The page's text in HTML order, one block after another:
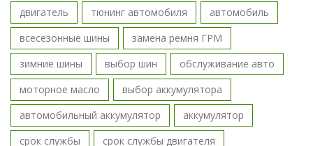
двигатель
тюнинг автомобиля
автомобиль
всесезонные шины
замена ремня ГРМ
зимние шины
выбор шин
обслуживание авто
моторное масло
выбор аккумулятора
автомобильный аккумулятор
аккумулятор
срок службы
срок службы двигателя